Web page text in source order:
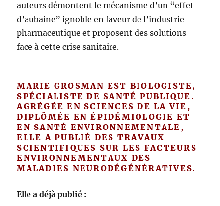
auteurs démontent le mécanisme d’un “effet
d’aubaine” ignoble en faveur de l’industrie
pharmaceutique et proposent des solutions
face à cette crise sanitaire.
MARIE GROSMAN EST BIOLOGISTE,
SPÉCIALISTE DE SANTÉ PUBLIQUE.
AGRÉGÉE EN SCIENCES DE LA VIE,
DIPLÔMÉE EN ÉPIDÉMIOLOGIE ET
EN SANTÉ ENVIRONNEMENTALE,
ELLE A PUBLIÉ DES TRAVAUX
SCIENTIFIQUES SUR LES FACTEURS
ENVIRONNEMENTAUX DES
MALADIES NEURODÉGÉNÉRATIVES.
Elle a déjà publié :